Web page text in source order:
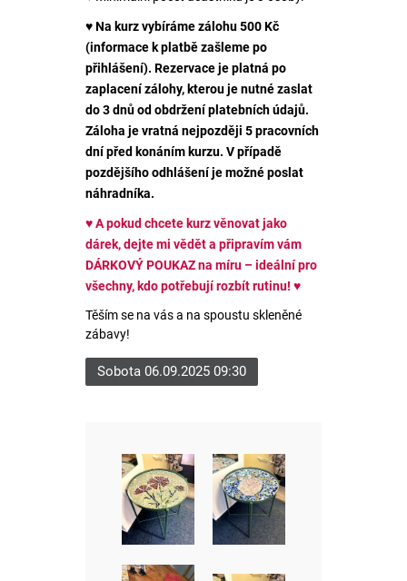
♥Na kurz vybíráme zálohu 500 Kč
(informace k platbě zašleme po
přihlášení). Rezervace je platná po
zaplacení zálohy, kterou je nutné zaslat
do 3 dnů od obdržení platebních údajů.
Záloha je vratná nejpozději 5 pracovních
dní před konáním kurzu. V případě
pozdějšího odhlášení je možné poslat
náhradníka.
♥A pokud chcete kurz věnovat jako
dárek, dejte mi vědět a připravím vám
DÁRKOVÝ POUKAZ na míru – ideální pro
všechny, kdo potřebují rozbít rutinu! ♥
Těším se na vás a na spoustu skleněné
zábavy!
Sobota 06.09.2025 09:30